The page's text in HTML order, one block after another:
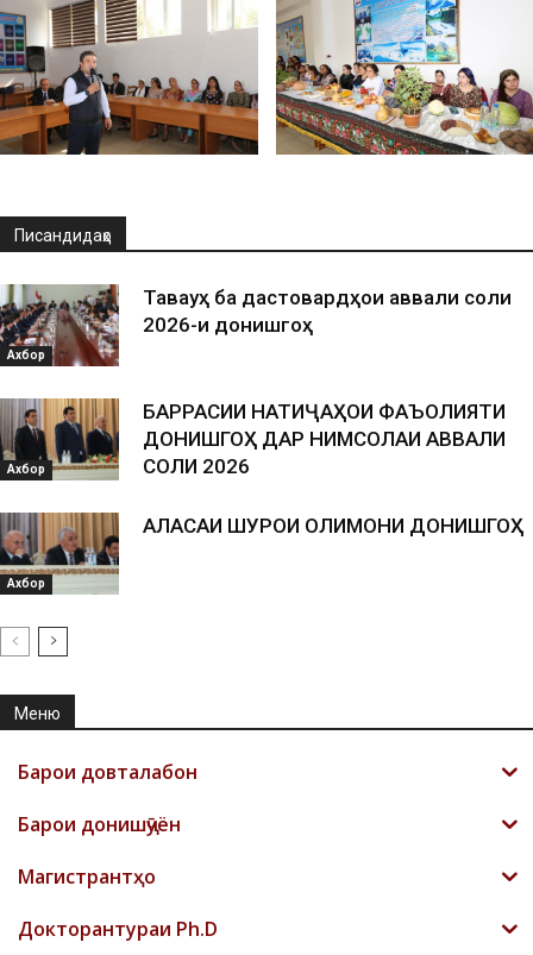
Писандидаҳо
Ахбор
Таваҷҷуҳ ба дастовардҳои аввали соли
2026-и донишгоҳ
Ахбор
БАРРАСИИ НАТИҶАҲОИ ФАЪОЛИЯТИ
ДОНИШГОҲ ДАР НИМСОЛАИ АВВАЛИ
СОЛИ 2026
Ахбор
АЛАСАИ ШУРОИ ОЛИМОНИ ДОНИШГОҲ
Меню
Барои довталабон
Барои донишҷӯён
Магистрантҳо
Докторантураи Ph.D